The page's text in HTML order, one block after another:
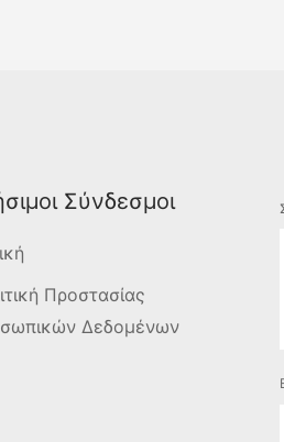
Σύνδεσμοι
Προστασίας
Δεδομένων